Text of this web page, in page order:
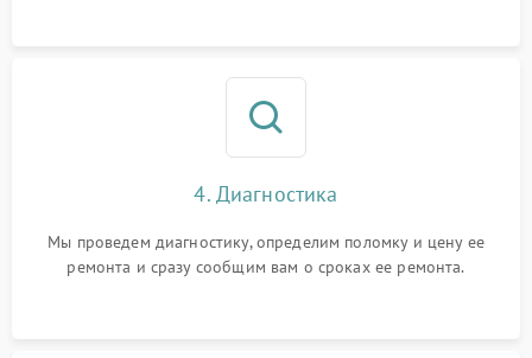
4. Диагностика
Мы проведем диагностику, определим поломку и цену ее
ремонта и сразу сообщим вам о сроках ее ремонта.